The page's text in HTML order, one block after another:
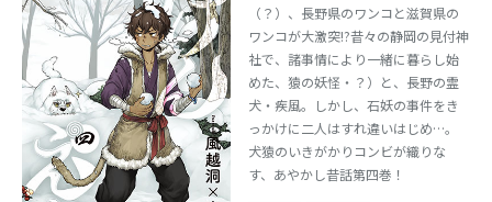
（？）、長野県のワンコと滋賀県の
ワンコが大激突!?昔々の静岡の見付神
社で、諸事情により一緒に暮らし始
めた、猿の妖怪・？）と、長野の霊
犬・疾風。しかし、石妖の事件をき
っかけに二人はすれ違いはじめ…。
犬猿のいきがかりコンビが織りな
す、あやかし昔話第四巻！